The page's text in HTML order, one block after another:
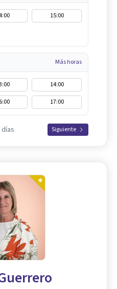
15:00
Más horas
14:00
17:00
días Siguiente